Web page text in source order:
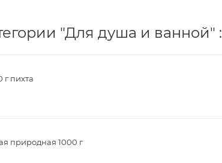
"Для душа и ванной" :
пихта
природная 1000 г